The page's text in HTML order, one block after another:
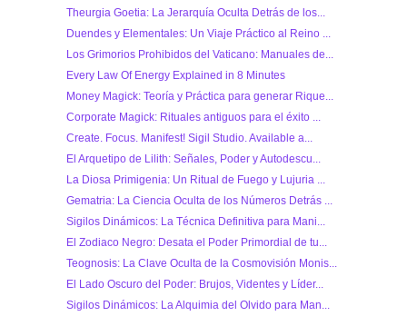
Theurgia Goetia: La Jerarquía Oculta Detrás de los...
Duendes y Elementales: Un Viaje Práctico al Reino ...
Los Grimorios Prohibidos del Vaticano: Manuales de...
Every Law Of Energy Explained in 8 Minutes
Money Magick: Teoría y Práctica para generar Rique...
Corporate Magick: Rituales antiguos para el éxito ...
Create. Focus. Manifest! Sigil Studio. Available a...
El Arquetipo de Lilith: Señales, Poder y Autodescu...
La Diosa Primigenia: Un Ritual de Fuego y Lujuria ...
Gematria: La Ciencia Oculta de los Números Detrás ...
Sigilos Dinámicos: La Técnica Definitiva para Mani...
El Zodiaco Negro: Desata el Poder Primordial de tu...
Teognosis: La Clave Oculta de la Cosmovisión Monis...
El Lado Oscuro del Poder: Brujos, Videntes y Líder...
Sigilos Dinámicos: La Alquimia del Olvido para Man...